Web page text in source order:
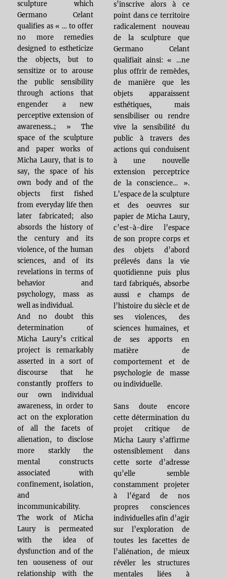
sculpture which
Germano Celant
qualifies as « … to offer
no more remedies
designed to estheticize
the objects, but to
sensitize or to arouse
the public sensibility
through actions that
engender a new
perceptive extension of
awareness..; » The
space of the sculpture
and paper works of
Micha Laury, that is to
say, the space of his
own body and of the
objects first fished
from everyday life then
later fabricated; also
absords the history of
the century and its
violence, of the human
sciences, and of its
revelations in terms of
behavior and
psychology, mass as
well as individual.
And no doubt this
determination of
Micha Laury’s critical
project is remarkably
asserted in a sort of
discourse that he
constantly proffers to
our own individual
awareness, in order to
act on the exploration
of all the facets of
alienation, to disclose
more starkly the
mental constructs
associated with
confinement, isolation,
and
incommunicability.
The work of Micha
Laury is permeated
with the idea of
dysfunction and of the
ten uouseness of our
relationship with the
s’inscrive alors à ce
point dans ce territoire
radicalement nouveau
de la sculpture que
Germano Celant
qualifiait ainsi: « …ne
plus offrir de remèdes,
de manière que les
objets apparaissent
esthétiques, mais
sensibiliser ou rendre
vive la sensibilité du
public à travers des
actions qui conduisent
à une nouvelle
extension perceptrice
de la conscience… ».
L’espace de la sculpture
et des oeuvres sur
papier de Micha Laury,
c’est-à-dire l’espace
de son propre corps et
des objets d’abord
prélevés dans la vie
quotidienne puis plus
tard fabriqués, absorbe
aussi e champs de
l’histoire du siècle et de
ses violences, des
sciences humaines, et
de ses apports en
matière de
comportement et de
psychologie de masse
ou individuelle.
Sans doute encore
cette détermination du
projet critique de
Micha Laury s’affirme
ostensiblement dans
cette sorte d’adresse
qu’elle semble
constamment projeter
à l’égard de nos
propres consciences
individuelles afin d’agir
sur l’exploration de
toutes les facettes de
l’aliénation, de mieux
révéler les structures
mentales liées à